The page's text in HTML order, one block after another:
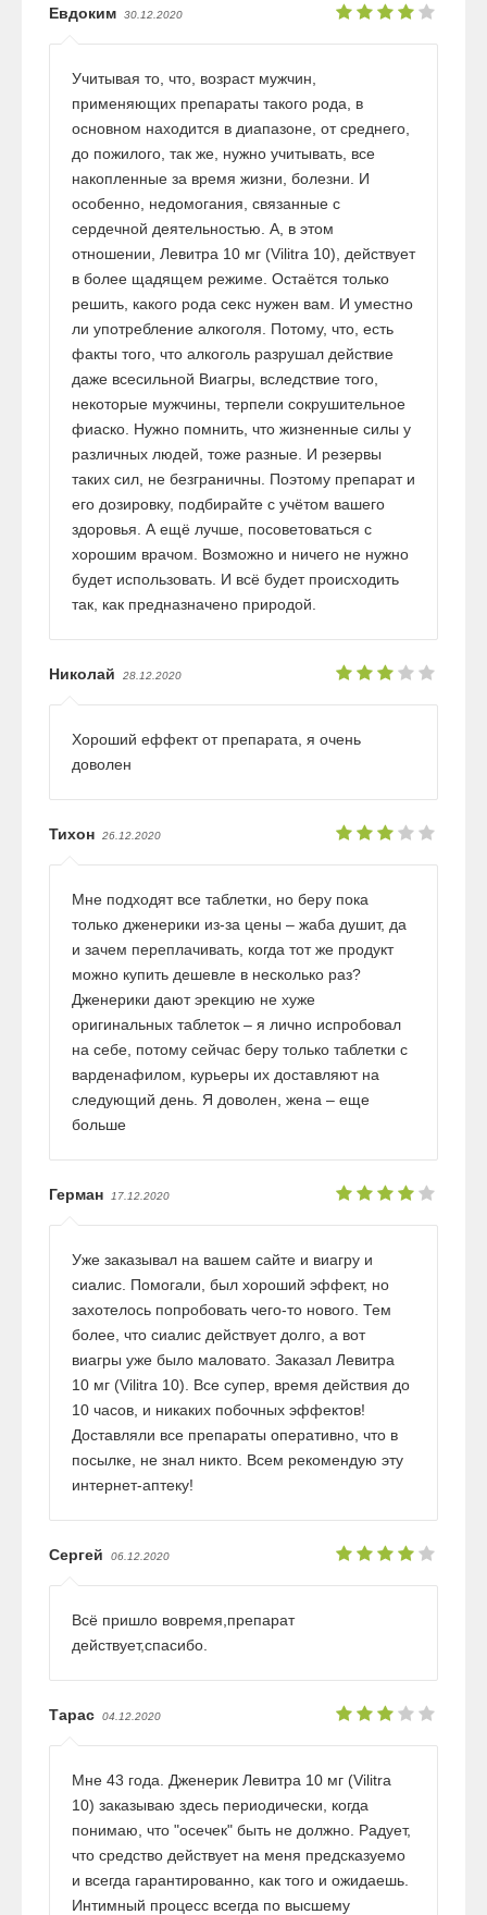
Евдоким 30.12.2020
Учитывая то, что, возраст мужчин,
применяющих препараты такого рода, в
основном находится в диапазоне, от среднего,
до пожилого, так же, нужно учитывать, все
накопленные за время жизни, болезни. И
особенно, недомогания, связанные с
сердечной деятельностью. А, в этом
отношении, Левитра 10 мг (Vilitra 10), действует
в более щадящем режиме. Остаётся только
решить, какого рода секс нужен вам. И уместно
ли употребление алкоголя. Потому, что, есть
факты того, что алкоголь разрушал действие
даже всесильной Виагры, вследствие того,
некоторые мужчины, терпели сокрушительное
фиаско. Нужно помнить, что жизненные силы у
различных людей, тоже разные. И резервы
таких сил, не безграничны. Поэтому препарат и
его дозировку, подбирайте с учётом вашего
здоровья. А ещё лучше, посоветоваться с
хорошим врачом. Возможно и ничего не нужно
будет использовать. И всё будет происходить
так, как предназначено природой.
Николай 28.12.2020
Хороший еффект от препарата, я очень
доволен
Тихон 26.12.2020
Мне подходят все таблетки, но беру пока
только дженерики из-за цены – жаба душит, да
и зачем переплачивать, когда тот же продукт
можно купить дешевле в несколько раз?
Дженерики дают эрекцию не хуже
оригинальных таблеток – я лично испробовал
на себе, потому сейчас беру только таблетки с
варденафилом, курьеры их доставляют на
следующий день. Я доволен, жена – еще
больше
Герман 17.12.2020
Уже заказывал на вашем сайте и виагру и
сиалис. Помогали, был хороший эффект, но
захотелось попробовать чего-то нового. Тем
более, что сиалис действует долго, а вот
виагры уже было маловато. Заказал Левитра
10 мг (Vilitra 10). Все супер, время действия до
10 часов, и никаких побочных эффектов!
Доставляли все препараты оперативно, что в
посылке, не знал никто. Всем рекомендую эту
интернет-аптеку!
Сергей 06.12.2020
Всё пришло вовремя,препарат
действует,спасибо.
Тарас 04.12.2020
Мне 43 года. Дженерик Левитра 10 мг (Vilitra
10) заказываю здесь периодически, когда
понимаю, что "осечек" быть не должно. Радует,
что средство действует на меня предсказуемо
и всегда гарантированно, как того и ожидаешь.
Интимный процесс всегда по высшему